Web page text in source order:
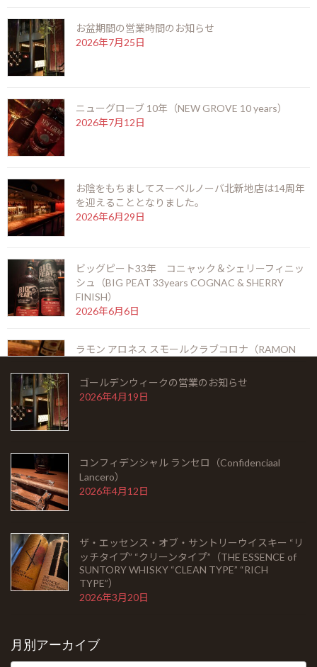
2026年6月6日
ラモン アロネス スモールクラブコロナ（RAMON
シングルモルト余市 モスカテルウッドフィニッシ
ュ（SINGLEMALT YOICHI MOSCATEL WOOD
2026年5月6日
ゴールデンウィークの営業のお知らせ
2026年4月19日
コンフィデンシャル ランセロ（Confidenciaal
Lancero）
2026年4月12日
ザ・エッセンス・オブ・サントリーウイスキー “リ
ッチタイプ” “クリーンタイプ”（THE ESSENCE of
SUNTORY WHISKY “CLEAN TYPE” “RICH
TYPE”）
2026年3月20日
月別アーカイブ
お盆期間の営業時間のお知らせ
2026年7月25日
ニューグローブ 10年（NEW GROVE 10 years）
2026年7月12日
お陰をもちましてスーペルノーバ北新地店は14周年
を迎えることとなりました。
2026年6月29日
ビッグピート33年 コニャック＆シェリーフィニッ
シュ（BIG PEAT 33years COGNAC & SHERRY
FINISH）
2026年6月6日
ラモン アロネス スモールクラブコロナ（RAMON
2026年5月22日
FINISH）
2026年5月6日
コンフィデンシャル ランセロ（Confidenciaal
Lancero）